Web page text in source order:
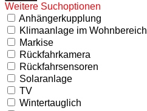
Weitere Suchoptionen
Anhängerkupplung
Klimaanlage im Wohnbereich
Markise
Rückfahrkamera
Rückfahrsensoren
Solaranlage
TV
Wintertauglich